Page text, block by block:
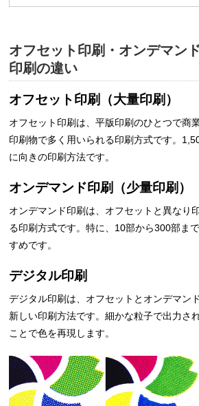
オフセット印刷・オンデマン
印刷の違い
オフセット印刷（大量印刷）
オフセット印刷は、平版印刷のひとつで商
印刷物で多く用いられる印刷方式です。
に向きの印刷方法です。
オンデマンド印刷（少量印刷）
オンデマンド印刷は、オフセットと異なり
る印刷方式です。特に、10部から300部ま
すめです。
デジタル印刷
デジタル印刷は、オフセットとオンデマン
新しい印刷方法です。細かな粒子で出力さ
ことで色を再現します。